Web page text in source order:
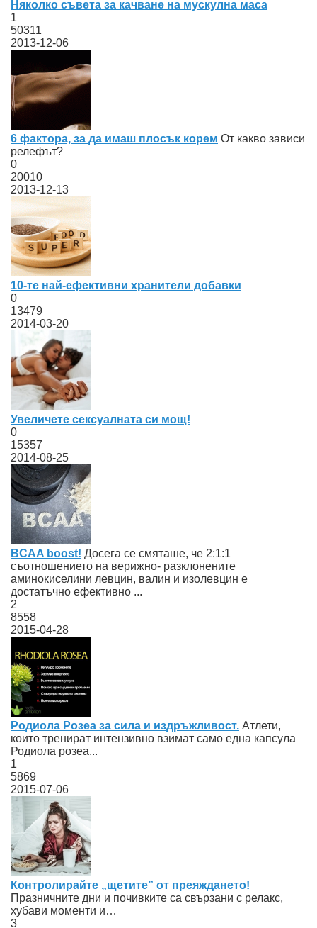
Няколко съвета за качване на мускулна маса
1
50311
2013-12-06
6 фактора, за да имаш плосък корем От какво зависи
релефът?
0
20010
2013-12-13
10-те най-ефективни хранители добавки
0
13479
2014-03-20
Увеличете сексуалната си мощ!
0
15357
2014-08-25
BCAA boost! Досега се смяташе, че 2:1:1
съотношението на верижно- разклонените
аминокиселини левцин, валин и изолевцин е
достатъчно ефективно ...
2
8558
2015-04-28
Родиола Розеа за сила и издръжливост. Атлети,
които тренират интензивно взимат само една капсула
Родиола розеа...
1
5869
2015-07-06
Контролирайте „щетите” от преяждането!
Празничните дни и почивките са свързани с релакс,
хубави моменти и…
3